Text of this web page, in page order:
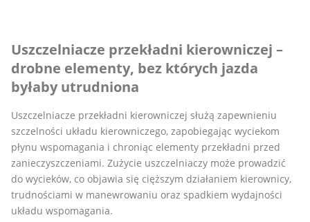
Uszczelniacze przekładni kierowniczej –
drobne elementy, bez których jazda
byłaby utrudniona
Uszczelniacze przekładni kierowniczej służą zapewnieniu
szczelności układu kierowniczego, zapobiegając wyciekom
płynu wspomagania i chroniąc elementy przekładni przed
zanieczyszczeniami. Zużycie uszczelniaczy może prowadzić
do wycieków, co objawia się cięższym działaniem kierownicy,
trudnościami w manewrowaniu oraz spadkiem wydajności
układu wspomagania.